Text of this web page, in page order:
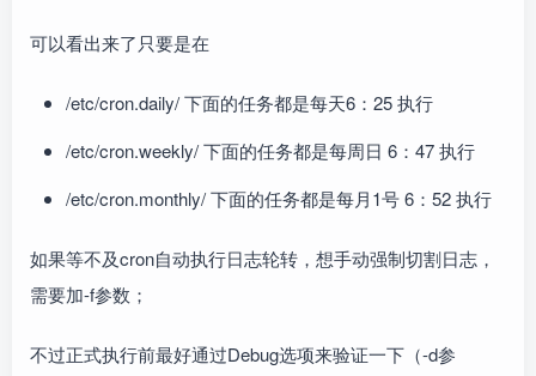
可以看出来了只要是在
/etc/cron.daily/ 下面的任务都是每天6：25 执行
/etc/cron.weekly/ 下面的任务都是每周日 6：47 执行
/etc/cron.monthly/ 下面的任务都是每月1号 6：52 执行
如果等不及cron自动执行日志轮转，想手动强制切割日志，
需要加-f参数；
不过正式执行前最好通过Debug选项来验证一下（-d参